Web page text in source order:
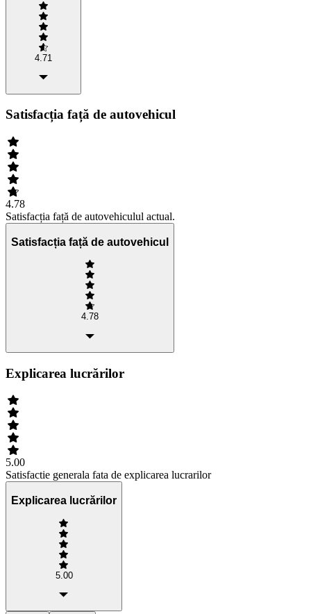
4.71
Satisfacția față de autovehicul
4.78
Satisfacția față de autovehiculul actual.
Satisfacția față de autovehicul
4.78
Explicarea lucrărilor
5.00
Satisfactie generala fata de explicarea lucrarilor
Explicarea lucrărilor
5.00